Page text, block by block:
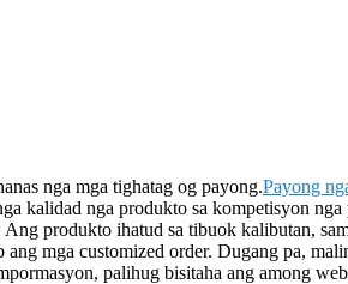
nga mga tighatag og payong.Payong
kalidad nga produkto sa kompetisyon nga
produkto ihatud sa tibuok kalibutan,
mga customized order. Dugang pa,
palihug bisitaha ang among